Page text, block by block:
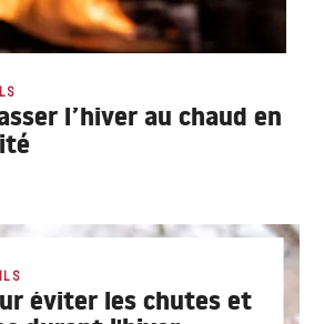
l’hiver au chaud en
éviter les chutes et